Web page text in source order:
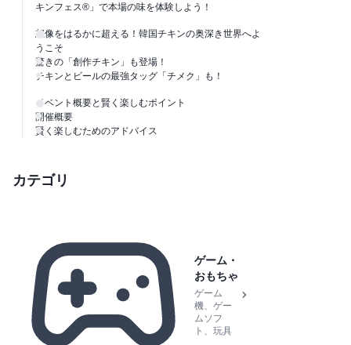
キンフェス®」で本場の味を体験しよう！
想像をはるかに超える！韓国チキンの奥深き世界へよ
うこそ
驚きの「創作チキン」も登場！
チキンとビールの最強タッグ「チメク」も！
イベント概要と賢く楽しむポイント
開催概要
賢く楽しむためのアドバイス
カテゴリ
ゲーム・
おもちゃ
ゲーム
機、ゲー
ムソフ
ト、玩具